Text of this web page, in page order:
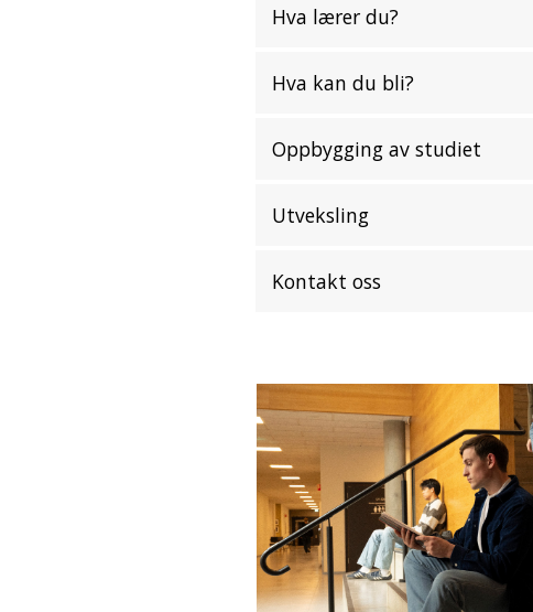
Hva lærer du?
Hva kan du bli?
Oppbygging av studiet
Utveksling
Kontakt oss